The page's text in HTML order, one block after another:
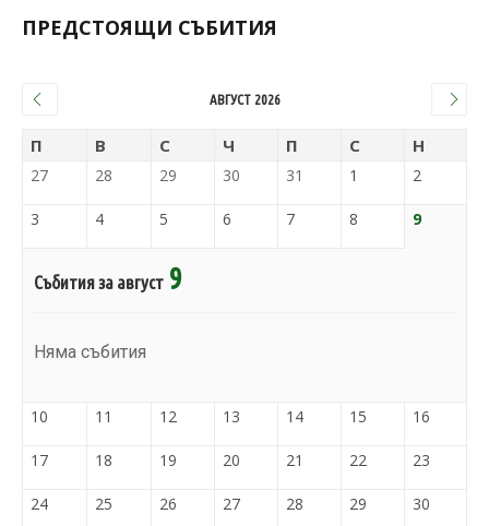
ПРЕДСТОЯЩИ СЪБИТИЯ
АВГУСТ 2026
П В С Ч П С Н
27 28 29 30 31 1 2
3 4 5 6 7 8 9
Събития за август 9
Няма събития
10 11 12 13 14 15 16
17 18 19 20 21 22 23
24 25 26 27 28 29 30